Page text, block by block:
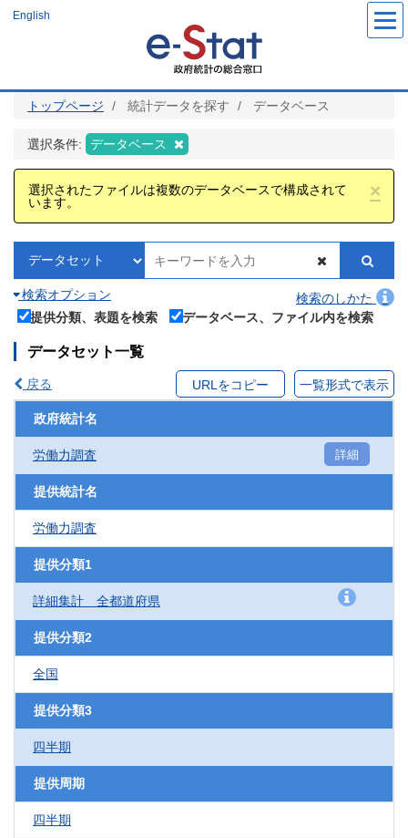
ツ
English
トップページ 統計データを探す データベース
選択条件: データベース
×
選択されたファイルは複数のデータベースで構成されて
います。
検索オプション
検索のしかた
提供分類、表題を検索
データベース、ファイル内を検索
データセット一覧
戻る URLをコピー 一覧形式で表示
政府統計名
労働力調査 詳細
提供統計名
労働力調査
提供分類1
詳細集計 全都道府県
提供分類2
全国
提供分類3
四半期
提供周期
四半期